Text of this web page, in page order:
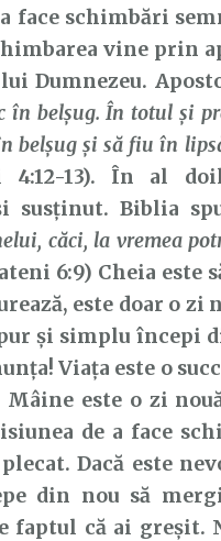
face schimbări
vine prin
Dumnezeu.
în belşug. În totul şi
belşug şi să fiu în
4:12-13). În al
susținut. Biblia
căci, la vremea
6:9) Cheia este
este doar o zi
și simplu începi
Viața este o
este o zi
de a face
Dacă este
din nou să
faptul că ai greșit.